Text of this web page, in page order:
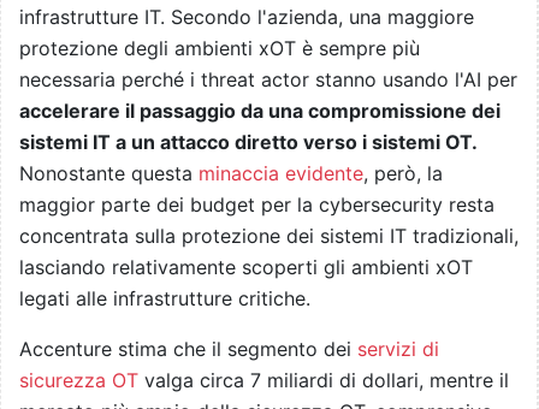
infrastrutture IT. Secondo l'azienda, una maggiore
protezione degli ambienti xOT è sempre più
necessaria perché i threat actor stanno usando l'AI per
accelerare il passaggio da una compromissione dei
sistemi IT a un attacco diretto verso i sistemi OT.
Nonostante questa minaccia evidente, però, la
maggior parte dei budget per la cybersecurity resta
concentrata sulla protezione dei sistemi IT tradizionali,
lasciando relativamente scoperti gli ambienti xOT
legati alle infrastrutture critiche.
Accenture stima che il segmento dei servizi di
sicurezza OT valga circa 7 miliardi di dollari, mentre il